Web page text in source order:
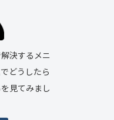
決するメニ
どうしたら
見てみまし